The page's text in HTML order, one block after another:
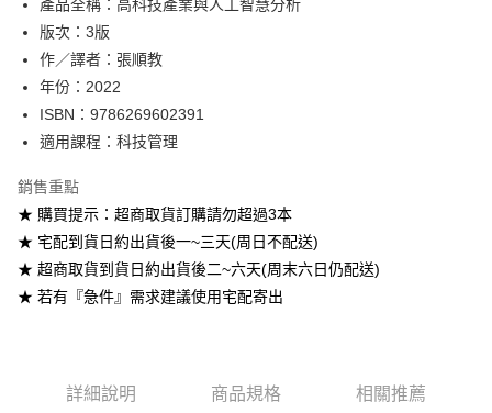
ATM付款
運送方式
每筆NT$60
7-11取貨付款
每筆NT$60
宅配-台灣本島
產品全稱：高科技產業與人工智慧分析
版次：3版
作／譯者：張順教
年份：2022
ISBN：9786269602391
適用課程：科技管理
銷售重點
★ 購買提示：超商取貨訂購請勿超過3本
★ 宅配到貨日約出貨後一~三天(周日不配送)
★ 超商取貨到貨日約出貨後二~六天(周末六日仍配送)
★ 若有『急件』需求建議使用宅配寄出
詳細說明 商品規格 相關推薦